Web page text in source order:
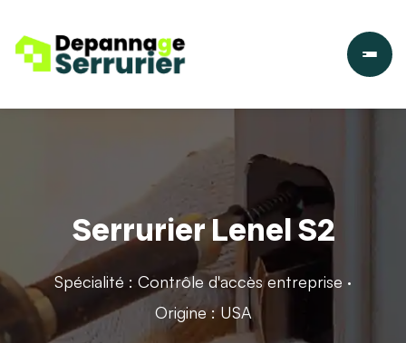
Serrurier Lenel S2
Spécialité : Contrôle d'accès entreprise ·
Origine : USA